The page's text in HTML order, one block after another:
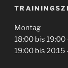
Montag
18:00 bis
19:00 bis 20:15